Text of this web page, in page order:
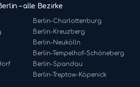
– alle Bezirke
Berlin-Charlottenburg
Berlin-Kreuzberg
Berlin-Neukölln
Berlin- Tempelhof-Schöneberg
Berlin-Spandau
Berlin- Treptow-Köpenick